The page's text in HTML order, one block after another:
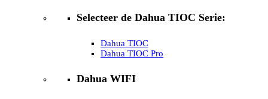
Selecteer de Dahua TIOC Serie:
Dahua TIOC
Dahua TIOC Pro
Dahua WIFI